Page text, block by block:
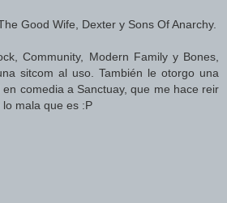
Good Wife, Dexter y Sons Of Anarchy.
Community, Modern Family y Bones,
sitcom al uso. También le otorgo una
en comedia a Sanctuay, que me hace reir
mala que es :P